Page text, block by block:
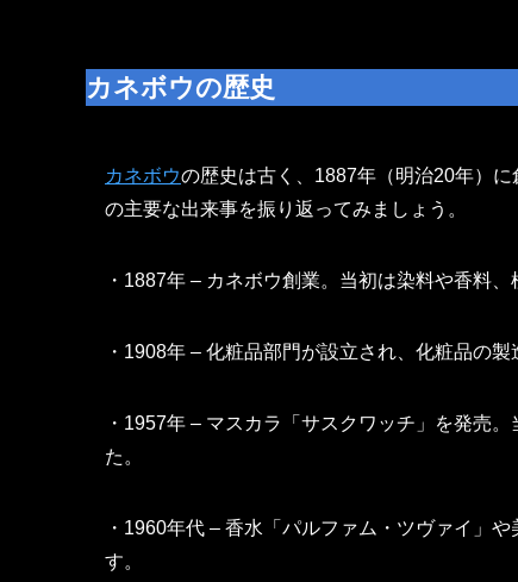
カネボウの歴史
カネボウの歴史は古く、1887年（明治20年）
の主要な出来事を振り返ってみましょう。
・1887年 – カネボウ創業。当初は染料や香料
・1908年 – 化粧品部門が設立され、化粧品の製
・1957年 – マスカラ「サスクワッチ」を発売
た。
・1960年代 – 香水「パルファム・ツヴァイ」
す。